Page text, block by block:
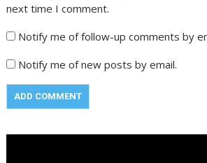
next time I comment.
Notify me of follow-up comments by
Notify me of new posts by email.